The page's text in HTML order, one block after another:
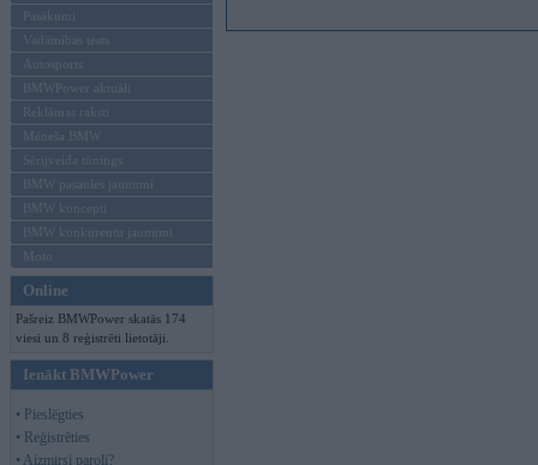
Pasākumi
Vadāmības tests
Autosports
BMWPower aktuāli
Reklāmas raksti
Mēneša BMW
Sērijveida tūnings
BMW pasaules jaunumi
BMW koncepti
BMW konkurentu jaunumi
Moto
Online
Pašreiz BMWPower skatās 174
viesi un 8 reģistrēti lietotāji.
Ienākt BMWPower
• Pieslēgties
• Reģistrēties
• Aizmirsi paroli?